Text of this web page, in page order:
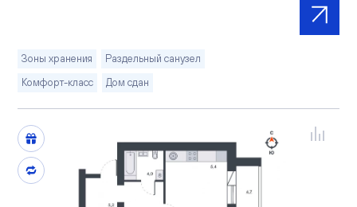
Зоны хранения
Раздельный санузел
Комфорт-класс
Дом сдан